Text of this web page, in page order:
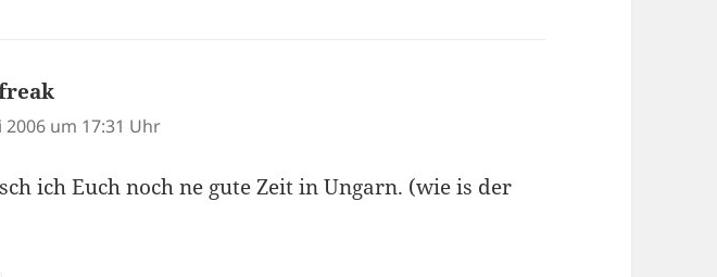
2006 um 17:31 Uhr
ich Euch noch ne gute Zeit in Ungarn. (wie is der